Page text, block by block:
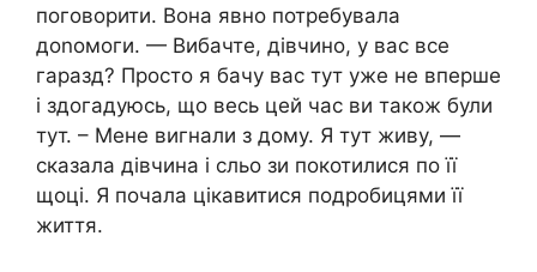
поговорити. Вона явно потребувала
доnомоги. — Вибачте, дівчино, у вас все
гаразд? Просто я бачу вас тут уже не вперше
і здогадуюсь, що весь цей час ви також були
тут. – Мене вигнали з дому. Я тут живу, —
сказала дівчина і сльо зи покотилися по її
щоці. Я почала цікавитися подробицями її
життя.